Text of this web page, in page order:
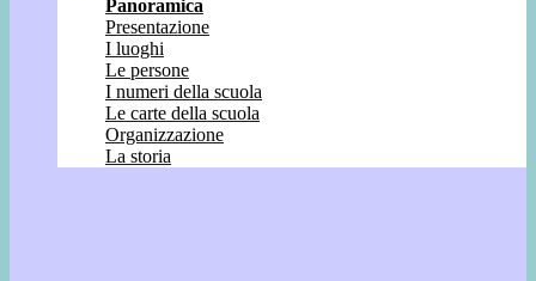
Panoramica
Presentazione
I luoghi
Le persone
I numeri della scuola
Le carte della scuola
Organizzazione
La storia